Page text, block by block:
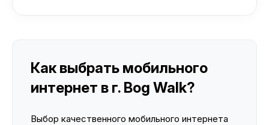
Как выбрать мобильного
интернет в г. Bog Walk?
Выбор качественного мобильного интернета